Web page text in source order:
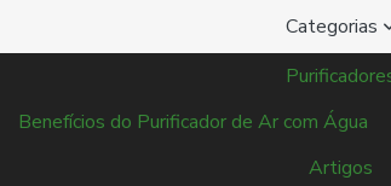
Categorias
Benefícios do Purificador de Ar com Água
Artigos